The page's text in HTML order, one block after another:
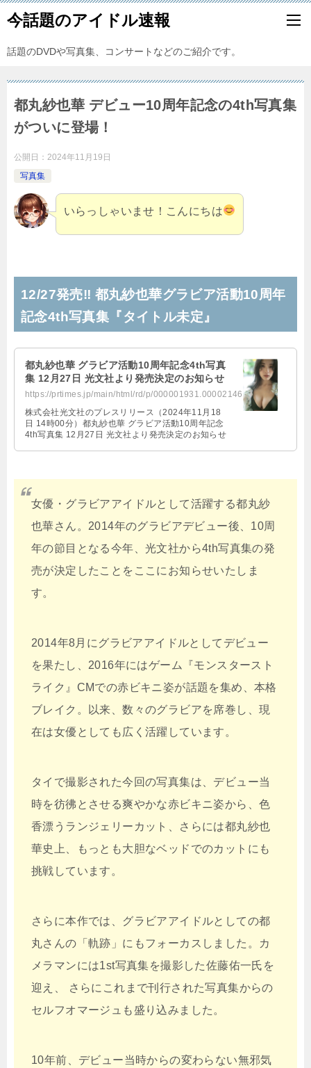
今話題のアイドル速報
話題のDVDや写真集、コンサートなどのご紹介です。
都丸紗也華 デビュー10周年記念の4th写真集
がついに登場！
公開日： 2024年11月19日
写真集
いらっしゃいませ！こんにちは
12/27発売‼ 都丸紗也華グラビア活動10周年
記念4th写真集『タイトル未定』
都丸紗也華 グラビア活動10周年記念4th写真
集 12月27日 光文社より発売決定のお知らせ
https://prtimes.jp/main/html/rd/p/000001931.000021468.html
株式会社光文社のプレスリリース（2024年11月18
日 14時00分）都丸紗也華 グラビア活動10周年記念
4th写真集 12月27日 光文社より発売決定のお知らせ
女優・グラビアアイドルとして活躍する都丸紗
也華さん。2014年のグラビアデビュー後、10周
年の節目となる今年、光文社から4th写真集の発
売が決定したことをここにお知らせいたしま
す。
2014年8月にグラビアアイドルとしてデビュー
を果たし、2016年にはゲーム『モンスタースト
ライク』CMでの赤ビキニ姿が話題を集め、本格
ブレイク。以来、数々のグラビアを席巻し、現
在は女優としても広く活躍しています。
タイで撮影された今回の写真集は、デビュー当
時を彷彿とさせる爽やかな赤ビキニ姿から、色
香漂うランジェリーカット、さらには都丸紗也
華史上、もっとも大胆なベッドでのカットにも
挑戦しています。
さらに本作では、グラビアアイドルとしての都
丸さんの「軌跡」にもフォーカスしました。カ
メラマンには1st写真集を撮影した佐藤佑一氏を
迎え、 さらにこれまで刊行された写真集からの
セルフオマージュも盛り込みました。
10年前、デビュー当時からの変わらない無邪気